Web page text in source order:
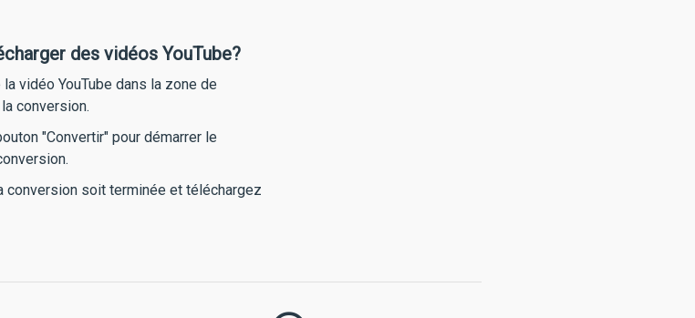
des vidéos YouTube?
vidéo YouTube dans la zone de
conversion.
"Convertir" pour démarrer le
conversion soit terminée et téléchargez